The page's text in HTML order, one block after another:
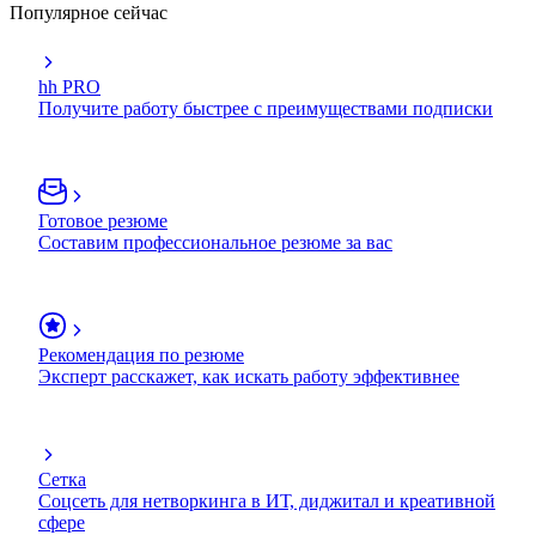
Популярное сейчас
hh PRO
Получите работу быстрее с преимуществами подписки
Готовое резюме
Составим профессиональное резюме за вас
Рекомендация по резюме
Эксперт расскажет, как искать работу эффективнее
Сетка
Соцсеть для нетворкинга в ИТ, диджитал и креативной
сфере